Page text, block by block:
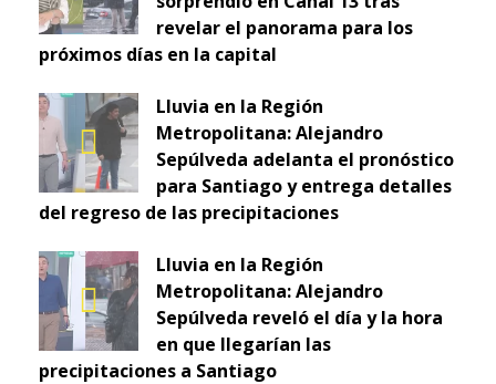
revelar el panorama para los
próximos días en la capital
Lluvia en la Región
Metropolitana: Alejandro
Sepúlveda adelanta el pronóstico
para Santiago y entrega detalles
del regreso de las precipitaciones
Lluvia en la Región
Metropolitana: Alejandro
Sepúlveda reveló el día y la hora
en que llegarían las
precipitaciones a Santiago